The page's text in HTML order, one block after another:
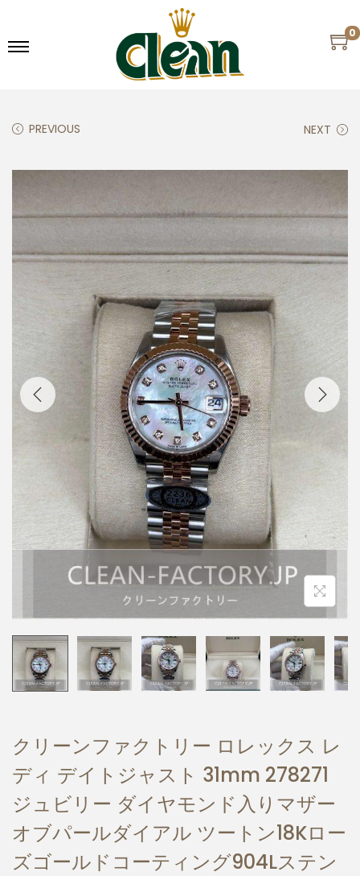
0
PREVIOUS NEXT
クリーンファクトリー ロレックス レ
ディ デイトジャスト 31mm 278271
ジュビリー ダイヤモンド入りマザー
オブパールダイアル ツートン18Kロー
ズゴールドコーティング904Lステン